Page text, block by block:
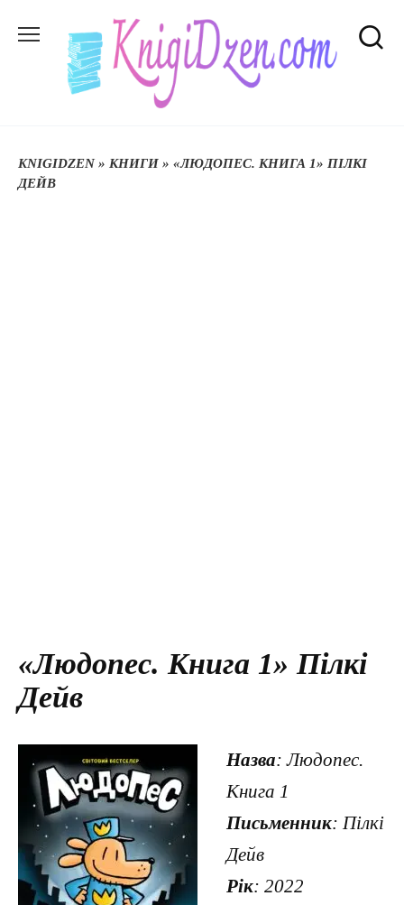
до
KNIGIDZEN» КНИГИ » «ЛЮДОПЕС. КНИГА 1» ПІЛКІ
ДЕЙВ
«Людопес. Книга 1» Пілкі
Дейв
Назва: Людопес.
Книга 1
Письменник: Пілкі
Дейв
Рік: 2022